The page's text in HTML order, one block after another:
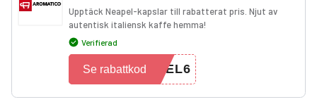
Upptäck Neapel-kapslar till rabatterat pris. Njut av
autentisk italiensk kaffe hemma!
Verifierad
PEL6
Se rabattkod